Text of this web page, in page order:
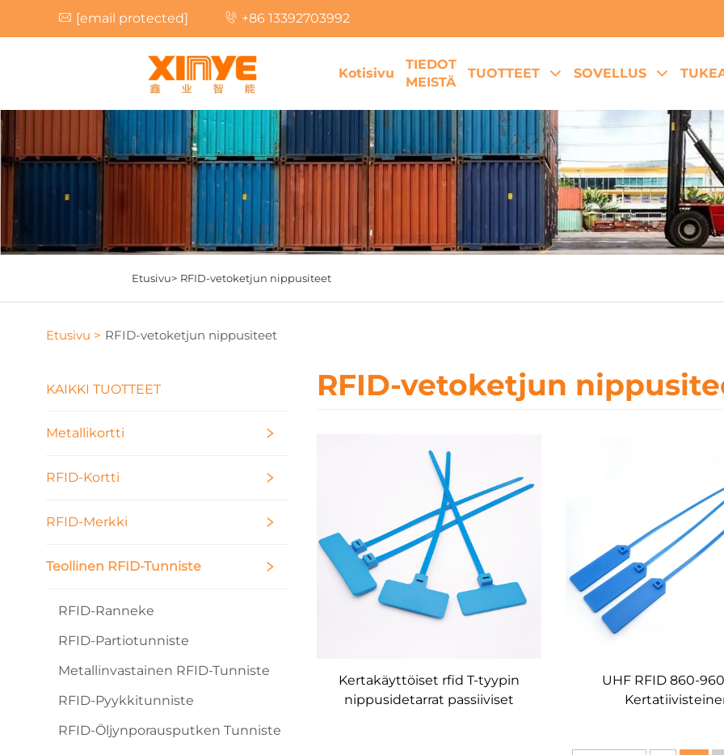
[email protected] +86 13392703992
Kotisivu
TIEDOT
MEISTÄ
TUOTTEET SOVELLUS
Etusivu> RFID-vetoketjun nippusiteet
Etusivu > RFID-vetoketjun nippusiteet
KAIKKI TUOTTEET
Metallikortti
RFID-Kortti
RFID-Merkki
Teollinen RFID-Tunniste
RFID-Ranneke
RFID-Partiotunniste
Metallinvastainen RFID-Tunniste
RFID-Pyykkitunniste
RFID-Öljynporausputken Tunniste
RFID-vetoketjun
Kertakäyttöiset rfid T-tyypin
nippusidetarrat passiiviset
UHF RFID 860-